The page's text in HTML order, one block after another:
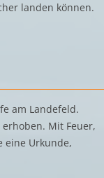
landen können.
am Landefeld.
Mit Feuer,
eine Urkunde,